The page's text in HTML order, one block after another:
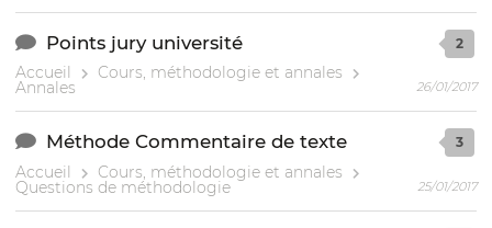
Points jury université
Accueil Cours, méthodologie et annales
Annales
2
26/01/2017
Méthode Commentaire de texte
Accueil Cours, méthodologie et annales
Questions de méthodologie
3
25/01/2017